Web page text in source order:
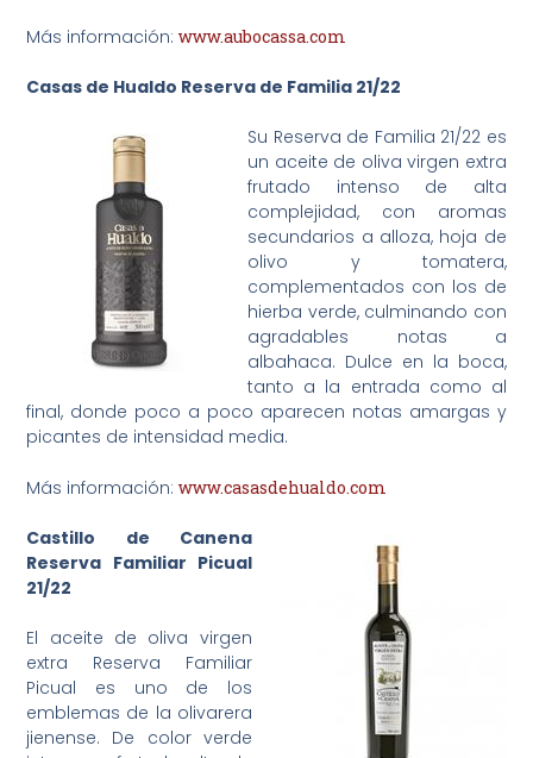
Más información:www.aubocassa.com
Casas de Hualdo Reserva de Familia 21/22
Su Reserva de Familia 21/22 es
un aceite de oliva virgen extra
frutado intenso de alta
complejidad, con aromas
secundarios a alloza, hoja de
olivo y tomatera,
complementados con los de
hierba verde, culminando con
agradables notas a
albahaca. Dulce en la boca,
tanto a la entrada como al
final, donde poco a poco aparecen notas amargas y
picantes de intensidad media.
Más información:www.casasdehualdo.com
Castillo de Canena
Reserva Familiar Picual
21/22
El aceite de oliva virgen
extra Reserva Familiar
Picual es uno de los
emblemas de la olivarera
jienense. De color verde